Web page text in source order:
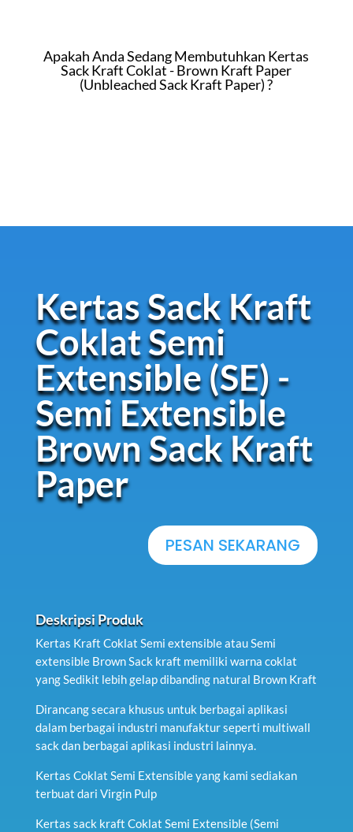
Apakah Anda Sedang Membutuhkan Kertas
Sack Kraft Coklat - Brown Kraft Paper
(Unbleached Sack Kraft Paper) ?
Kertas Sack Kraft
Coklat Semi
Extensible (SE) -
Semi Extensible
Brown Sack Kraft
Paper
PESAN SEKARANG
Deskripsi Produk
Kertas Kraft Coklat Semi extensible atau Semi
extensible Brown Sack kraft memiliki warna coklat
yang Sedikit lebih gelap dibanding natural Brown Kraft
Dirancang secara khusus untuk berbagai aplikasi
dalam berbagai industri manufaktur seperti multiwall
sack dan berbagai aplikasi industri lainnya.
Kertas Coklat Semi Extensible yang kami sediakan
terbuat dari Virgin Pulp
Kertas sack kraft Coklat Semi Extensible (Semi